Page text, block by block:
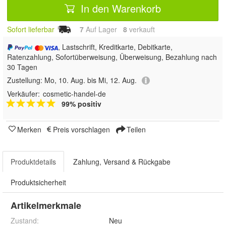
In den Warenkorb
Sofort lieferbar 7 Auf Lager 8 verkauft
, Lastschrift, Kreditkarte, Debitkarte,
Ratenzahlung, Sofortüberweisung, Überweisung, Bezahlung nach
30 Tagen
Zustellung: Mo, 10. Aug. bis Mi, 12. Aug.
Verkäufer: cosmetic-handel-de
99% positiv
Merken Preis vorschlagen Teilen
Produktdetails Zahlung, Versand & Rückgabe
Produktsicherheit
Artikelmerkmale
Zustand:
Neu